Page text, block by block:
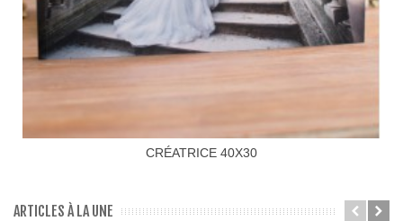
CRÉATRICE 40X30
ARTICLES À LA UNE